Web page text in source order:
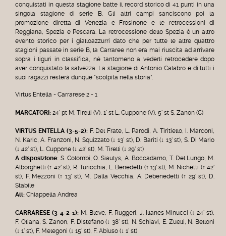
conquistati in questa stagione batte il record storico di 41 punti in una
singola stagione di serie B. Gli altri campi sanciscono poi la
promozione diretta di Venezia e Frosinone e le retrocessioni di
Reggiana, Spezia e Pescara. La retrocessione dello Spezia è un altro
evento storico per i gialloazzurri dato che per tutte le altre quattro
stagioni passate in serie B, la Carraree non era mai riuscita ad arrivare
sopra i liguri in classifica, né tantomeno a vederli retrocedere dopo
aver conquistato la salvezza. La stagione di Antonio Calabro e di tutti i
suoi ragazzi resterà dunque “scolpita nella storia”.
Virtus Entella - Carrarese 2 - 1
MARCATORI: 24' pt M. Tirelli (V), 1' st L. Cuppone (V), 5' st S. Zanon (C)
VIRTUS ENTELLA(3-5-2):F. Del Frate, L. Parodi, A. Tiritiello, I. Marconi,
N. Karic, A. Franzoni, N. Squizzato (↓ 13' st), D. Bariti (↓ 13' st), S. Di Mario
(↓ 42' st), L. Cuppone (↓ 42' st), M. Tirelli (↓ 29' st)
A disposizione:S. Colombi, O. Siaulys, A. Boccadamo, T. Del Lungo, M.
Alborghetti (↑ 42' st), R. Turicchia, L. Benedetti (↑ 13' st), M. Nichetti (↑ 42'
st), F. Mezzoni (↑ 13' st), M. Dalla Vecchia, A. Debenedetti (↑ 29' st), D.
Stabile
All: Chiappella Andrea
CARRARESE (3-4-2-1):M. Bleve, F. Ruggeri, J. Illanes Minucci (↓ 24' st),
F. Oliana, S. Zanon, F. Distefano (↓ 38' st), N. Schiavi, E. Zuelli, N. Belloni
(↓ 1' st), F. Melegoni (↓ 15' st), F. Abiuso (↓ 1' st)